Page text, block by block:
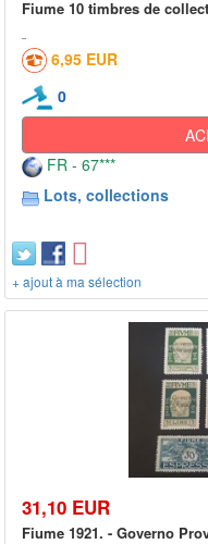
Fiume 10 timbres de
6,95 EUR
0
FR - 67***
Lots, collections
+ ajout à ma sélection
31,10 EUR
Fiume 1921. - Governo